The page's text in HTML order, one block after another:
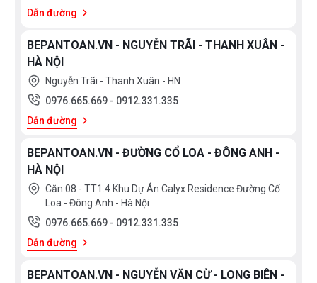
Dẫn đường
BEPANTOAN.VN - NGUYỄN TRÃI - THANH XUÂN -
HÀ NỘI
Nguyễn Trãi - Thanh Xuân - HN
0976.665.669 - 0912.331.335
Dẫn đường
BEPANTOAN.VN - ĐƯỜNG CỔ LOA - ĐÔNG ANH -
HÀ NỘI
Căn 08 - TT1.4 Khu Dự Án Calyx Residence Đường Cổ
Loa - Đông Anh - Hà Nội
0976.665.669 - 0912.331.335
Dẫn đường
BEPANTOAN.VN - NGUYỄN VĂN CỪ - LONG BIÊN -